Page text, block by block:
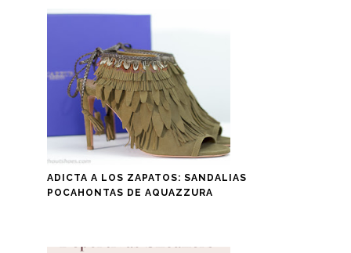
ADICTA A LOS ZAPATOS: SANDALIAS
POCAHONTAS DE AQUAZZURA